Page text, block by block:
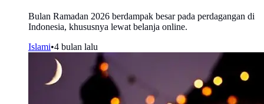
Bulan Ramadan 2026 berdampak besar pada perdagangan di
Indonesia, khususnya lewat belanja online.
Islami•4 bulan lalu